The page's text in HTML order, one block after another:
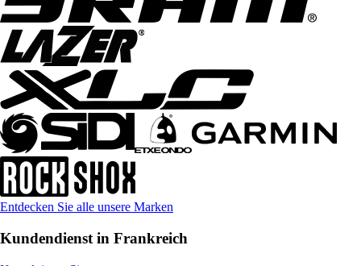
Entdecken Sie alle unsere Marken
Kundendienst in Frankreich